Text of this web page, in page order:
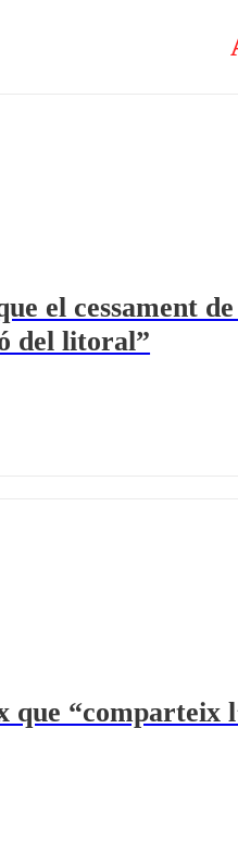
el cessament
del litoral”
que “comparteix